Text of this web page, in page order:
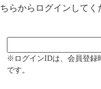
らからログインしてく
※ログインIDは、会員登録
です。